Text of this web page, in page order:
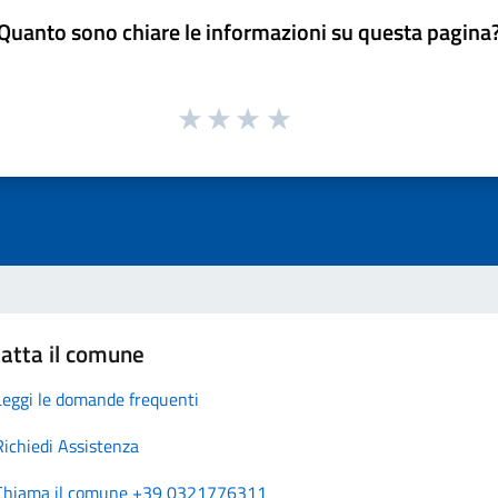
sono chiare le informazioni su questa
il comune
le domande frequenti
Assistenza
il comune +39 0321776311